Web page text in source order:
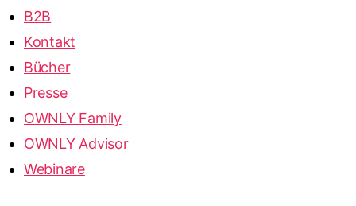
B2B
Kontakt
Bücher
Presse
OWNLY Family
OWNLY Advisor
Webinare